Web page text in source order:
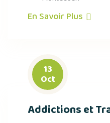
En Savoir Plus
13
Oct
Addictions et